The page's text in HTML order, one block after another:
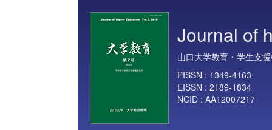
Journal of
山口大学教育・学生支
PISSN : 1349-4163
EISSN : 2189-1834
NCID : AA12007217